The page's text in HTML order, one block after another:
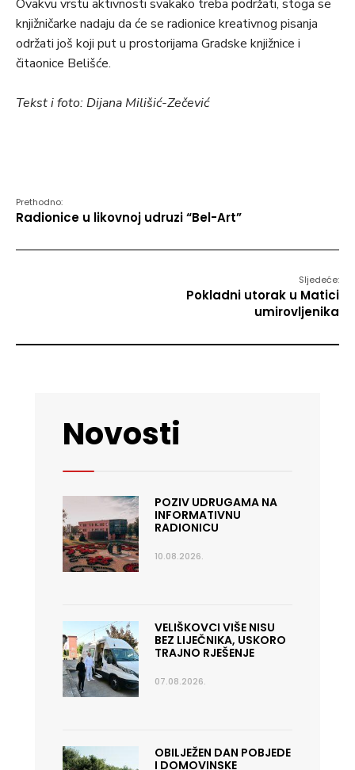
Ovakvu vrstu aktivnosti svakako treba podržati, stoga se
knjižničarke nadaju da će se radionice kreativnog pisanja
održati još koji put u prostorijama Gradske knjižnice i
čitaonice Belišće.
Tekst i foto: Dijana Milišić-Zečević
Prethodno:
Radionice u likovnoj udruzi “Bel-Art”
Sljedeće:
Pokladni utorak u Matici
umirovljenika
Novosti
POZIV UDRUGAMA NA
INFORMATIVNU
RADIONICU
10.08.2026.
VELIŠKOVCI VIŠE NISU
BEZ LIJEČNIKA, USKORO
TRAJNO RJEŠENJE
07.08.2026.
OBILJEŽEN DAN POBJEDE
I DOMOVINSKE